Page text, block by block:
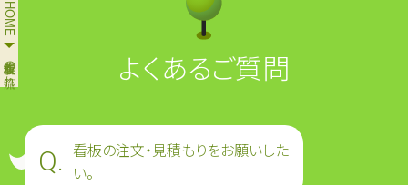
HOME
看板製作の流れ よくあるご質問
看板の注文・見積もりをお願いした
い。